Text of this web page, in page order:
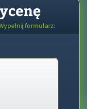
formularz: